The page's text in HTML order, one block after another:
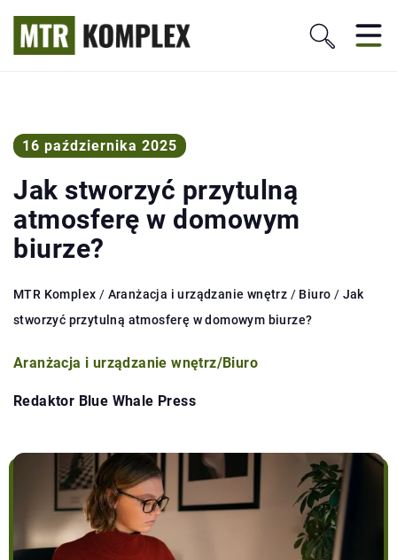
16 października 2025
Jak stworzyć przytulną
atmosferę w domowym
biurze?
MTR Komplex / Aranżacja i urządzanie wnętrz / Biuro / Jak
stworzyć przytulną atmosferę w domowym biurze?
Aranżacja i urządzanie wnętrz/Biuro
Redaktor Blue Whale Press